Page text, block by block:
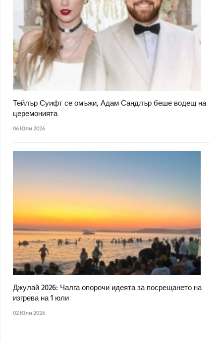
Тейлър Суифт се омъжи, Адам Сандлър беше водещ на
церемонията
06 Юли 2026
Джулай 2026: Чалга опорочи идеята за посрещането на
изгрева на 1 юли
02 Юли 2026